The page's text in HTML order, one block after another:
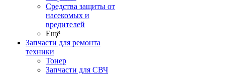
Средства защиты от
насекомых и
вредителей
Ещё
Запчасти для ремонта
техники
Тонер
Запчасти для СВЧ